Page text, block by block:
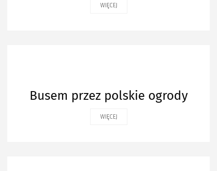
WIĘCEJ
Busem przez polskie ogrody
WIĘCEJ